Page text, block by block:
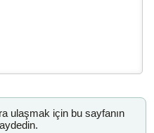
ulaşmak için bu sayfanın